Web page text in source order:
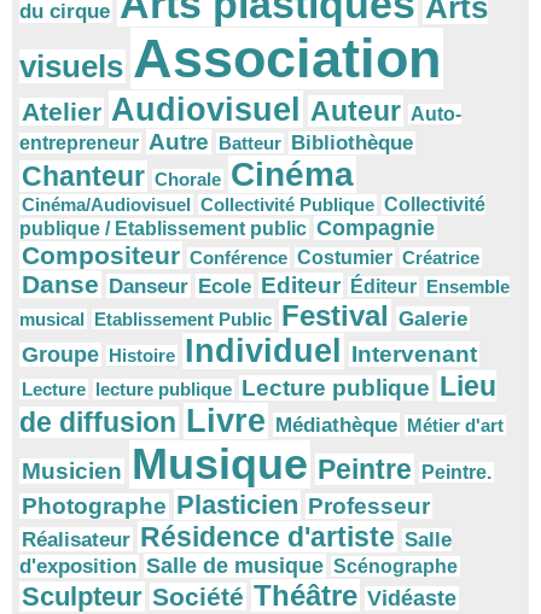
du cirque
Arts
visuels Association
Atelier Audiovisuel Auteur Auto-
entrepreneur Autre Batteur Bibliothèque
Chanteur Chorale Cinéma
Cinéma/Audiovisuel Collectivité Publique Collectivité
publique / Etablissement public Compagnie
Compositeur Conférence Costumier Créatrice
Danse Danseur Ecole Editeur Éditeur Ensemble
musical Etablissement Public Festival Galerie
Groupe Histoire Individuel Intervenant
Lecture lecture publique Lecture publique Lieu
de diffusion Livre Médiathèque Métier d'art
Musicien Musique Peintre Peintre.
Photographe Plasticien Professeur
Réalisateur Résidence d'artiste Salle
d'exposition Salle de musique Scénographe
Sculpteur Société Théâtre Vidéaste